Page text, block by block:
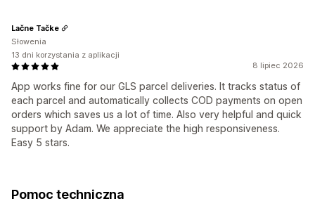
8 lipiec 2026
App works fine for our GLS parcel deliveries. It tracks status of
each parcel and automatically collects COD payments on open
orders which saves us a lot of time. Also very helpful and quick
support by Adam. We appreciate the high responsiveness.
Easy 5 stars.
Lačne Tačke
Słowenia
13 dni korzystania z aplikacji
Pomoc techniczna